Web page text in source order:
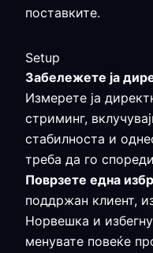
поставките.
Setup
Забележете ја
Измерете ја
стриминг,
стабилноста и
треба да го
Поврзете една
поддржан клиент,
Норвешка и
менувате повеќе